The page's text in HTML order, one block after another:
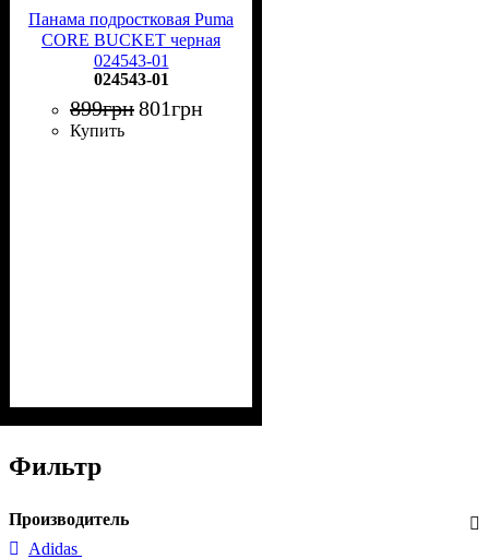
Панама подростковая Puma
CORE BUCKET черная
024543-01
024543-01
899грн801грн
Купить
Фильтр
Производитель
Adidas